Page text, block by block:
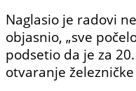
Naglasio je radovi
objasnio, „sve
podsetio da je za
otvaranje železničke